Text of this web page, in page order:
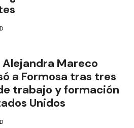
Mareco
a Formosa tras tres
trabajo y formación
Unidos